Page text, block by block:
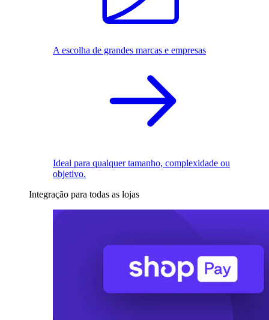
A escolha de grandes marcas e empresas
Ideal para qualquer tamanho, complexidade ou
objetivo.
Integração para todas as lojas